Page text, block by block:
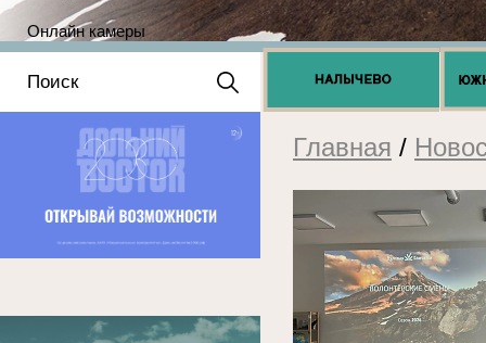
Онлайн камеры
Положение о выдаче
разрешений 2025
Главная /